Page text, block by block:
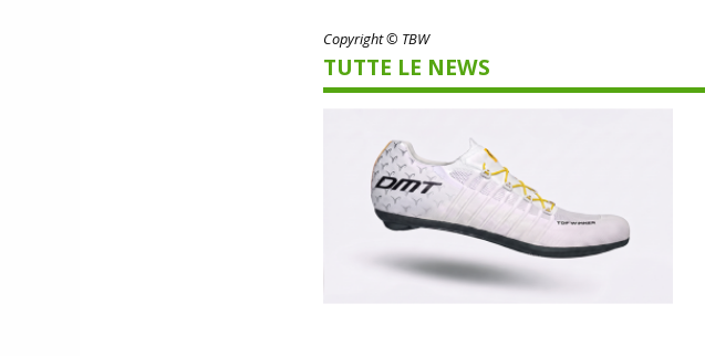
Copyright © TBW
TUTTE LE NEWS